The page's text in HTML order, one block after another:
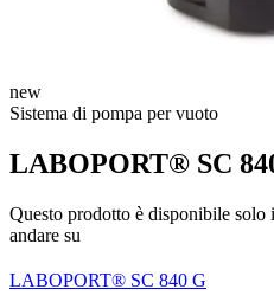
new
Sistema di pompa per vuoto
LABOPORT® SC
Questo prodotto è disponibile
andare su
LABOPORT® SC 840 G